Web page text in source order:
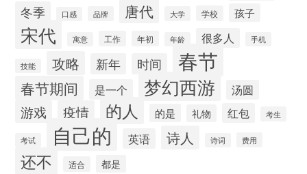
冬季 口感 品牌 唐代 大学 学校 孩子
宋代 寓意 工作 年初 年龄 很多人 手机
技能 攻略 新年 时间 春节
春节期间 是一个 梦幻西游 汤圆
游戏 疫情 的人 的是 礼物 红包 考生
考试 自己的 英语 诗人 诗词 费用
还不 适合 都是